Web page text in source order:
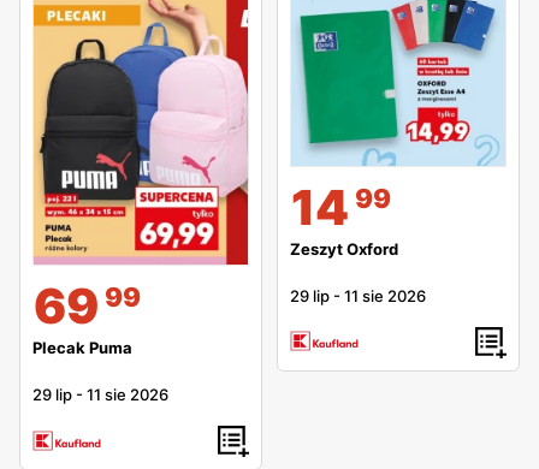
69 99
Plecak Puma
29 lip -11 sie 2026
14 99
Zeszyt Oxford
29 lip -11 sie 2026